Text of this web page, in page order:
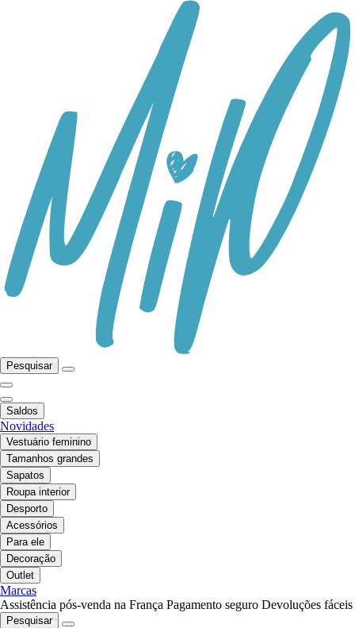
Pesquisar
Saldos
Novidades
Vestuário feminino
Tamanhos grandes
Sapatos
Roupa interior
Desporto
Acessórios
Para ele
Decoração
Outlet
Marcas
Assistência pós-venda na França Pagamento seguro Devoluções fáceis
Pesquisar